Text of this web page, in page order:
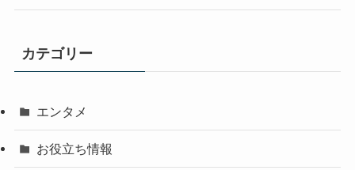
カテゴリー
エンタメ
お役立ち情報